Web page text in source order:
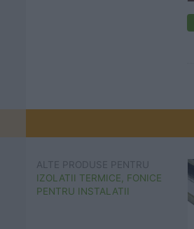
ALTE PRODUSE PENTRU
IZOLATII TERMICE, FONICE
PENTRU INSTALATII